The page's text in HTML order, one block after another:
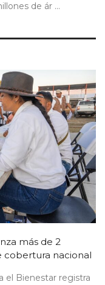
de ár ...
más de 2
cobertura nacional
el Bienestar registra